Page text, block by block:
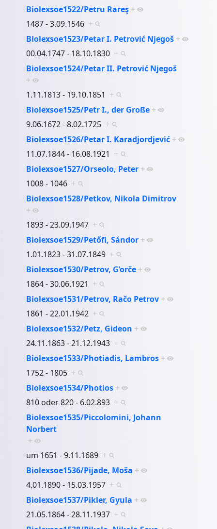
Biolexsoe1522/Petru Rareş +
1487 - 3.09.1546 +
Biolexsoe1523/Petar I. Petrović Njegoš +
00.04.1747 - 18.10.1830 +
Biolexsoe1524/Petar II. Petrović Njegoš
+
1.11.1813 - 19.10.1851 +
Biolexsoe1525/Petr I., der Große +
9.06.1672 - 8.02.1725 +
Biolexsoe1526/Petar I. Karadjordjević +
11.07.1844 - 16.08.1921 +
Biolexsoe1527/Orseolo, Peter +
1008 - 1046 +
Biolexsoe1528/Petkov, Nikola Dimitrov
+
1893 - 23.09.1947 +
Biolexsoe1529/Petőfi, Sándor +
1.01.1823 - 31.07.1849 +
Biolexsoe1530/Petrov, G’orče +
1864 - 30.06.1921 +
Biolexsoe1531/Petrov, Račo Petrov +
1861 - 22.01.1942 +
Biolexsoe1532/Petz, Gideon +
24.11.1863 - 21.12.1943 +
Biolexsoe1533/Photiadis, Lambros +
1752 - 1805 +
Biolexsoe1534/Photios +
810 oder 820 - 6.02.893 +
Biolexsoe1535/Piccolomini, Johann
Norbert
+
um 1651 - 9.11.1689 +
Biolexsoe1536/Pijade, Moša +
4.01.1890 - 15.03.1957 +
Biolexsoe1537/Pikler, Gyula +
21.05.1864 - 28.11.1937 +